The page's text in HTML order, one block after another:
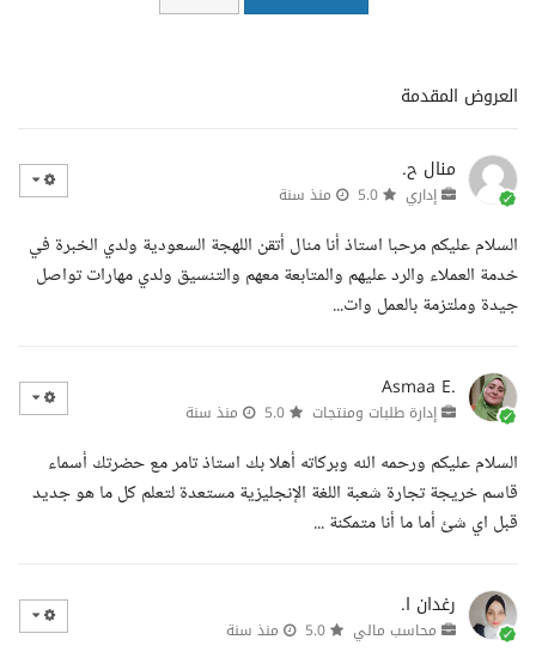
العروض المقدمة
منال ح.
إداري منذ سنة
السلام عليكم مرحبا استاذ أنا منال أتقن اللهجة السعودية ولدي الخبرة في
خدمة العملاء والرد عليهم والمتابعة معهم والتنسيق ولدي مهارات تواصل
جيدة وملتزمة بالعمل وات...
Asmaa E.
إدارة طلبات ومنتجات منذ سنة
السلام عليكم ورحمه الله وبركاته أهلا بك استاذ تامر مع حضرتك أسماء
قاسم خريجة تجارة شعبة اللغة الإنجليزية مستعدة لتعلم كل ما هو جديد
قبل اي شئ أما ما أنا متمكنة ...
رغدان ا.
محاسب مالي منذ سنة